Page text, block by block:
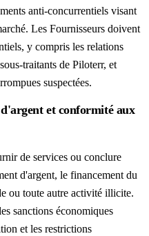
anti-concurrentiels visant
Les Fournisseurs doivent
y compris les relations
traitants de Piloterr, et
suspectées.
et conformité aux
de services ou conclure
d'argent, le financement du
ou toute autre activité illicite.
sanctions économiques
et les restrictions